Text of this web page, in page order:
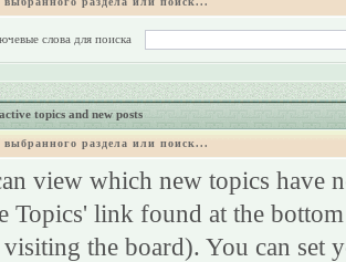
слова для поиска
topics and new posts
раздела или поиск...
view which new topics have
Topics' link found at the
the board). You can set